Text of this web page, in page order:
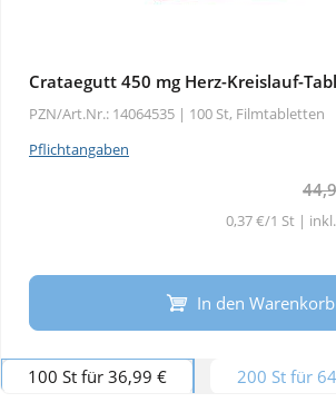
Crataegutt 450 mg Herz-Kreislauf-
PZN/Art.Nr.: 14064535 | 100 St, Filmtabletten
Pflichtangaben
0,37 €/1 St |
In den Warenkorb
100 St für 36,99 € 200 St für